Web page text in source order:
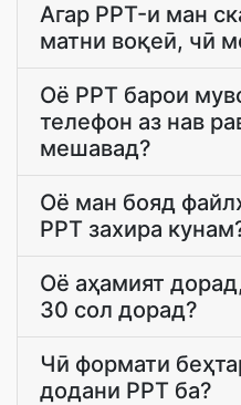
Агар PPT-и ман
матни воқеӣ, чӣ
Оё PPT барои
телефон аз нав
мешавад?
Оё ман бояд
PPT захира
Оё аҳамият
30 сол дорад?
Чӣ формати
додани PPT ба?